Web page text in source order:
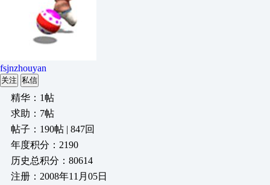
fsjnzhouyan
关注 私信
精华：1帖
求助：7帖
帖子：190帖 | 847回
年度积分：2190
历史总积分：80614
注册：2008年11月05日